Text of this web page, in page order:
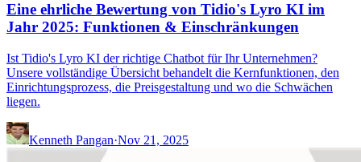
Eine ehrliche Bewertung von Tidio's Lyro KI im
Jahr 2025: Funktionen & Einschränkungen
Ist Tidio's Lyro KI der richtige Chatbot für Ihr Unternehmen?
Unsere vollständige Übersicht behandelt die Kernfunktionen, den
Einrichtungsprozess, die Preisgestaltung und wo die Schwächen
liegen.
Kenneth Pangan·Nov 21, 2025